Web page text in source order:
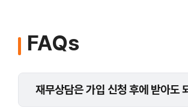
FAQs
재무상담은 가입 신청 후에 받아도